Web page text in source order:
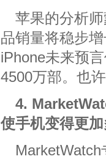
苹果的分析
品销量将稳步
iPhone未来预
4500万部。也
4.
使手机变得更